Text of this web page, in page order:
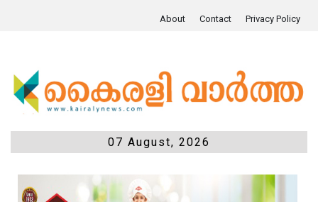
About Contact Privacy Policy
07 August, 2026